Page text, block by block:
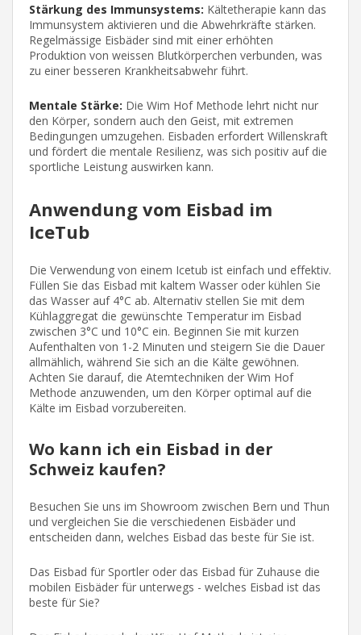
Stärkung des Immunsystems: Kältetherapie kann das
Immunsystem aktivieren und die Abwehrkräfte stärken.
Regelmässige Eisbäder sind mit einer erhöhten
Produktion von weissen Blutkörperchen verbunden, was
zu einer besseren Krankheitsabwehr führt.
Mentale Stärke: Die Wim Hof Methode lehrt nicht nur
den Körper, sondern auch den Geist, mit extremen
Bedingungen umzugehen. Eisbaden erfordert Willenskraft
und fördert die mentale Resilienz, was sich positiv auf die
sportliche Leistung auswirken kann.
Anwendung vom Eisbad im
IceTub
Die Verwendung von einem Icetub ist einfach und effektiv.
Füllen Sie das Eisbad mit kaltem Wasser oder kühlen Sie
das Wasser auf 4°C ab. Alternativ stellen Sie mit dem
Kühlaggregat die gewünschte Temperatur im Eisbad
zwischen 3°C und 10°C ein. Beginnen Sie mit kurzen
Aufenthalten von 1-2 Minuten und steigern Sie die Dauer
allmählich, während Sie sich an die Kälte gewöhnen.
Achten Sie darauf, die Atemtechniken der Wim Hof
Methode anzuwenden, um den Körper optimal auf die
Kälte im Eisbad vorzubereiten.
Wo kann ich ein Eisbad in der
Schweiz kaufen?
Besuchen Sie uns im Showroom zwischen Bern und Thun
und vergleichen Sie die verschiedenen Eisbäder und
entscheiden dann, welches Eisbad das beste für Sie ist.
Das Eisbad für Sportler oder das Eisbad für Zuhause die
mobilen Eisbäder für unterwegs - welches Eisbad ist das
beste für Sie?